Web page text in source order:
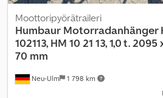
Neu-Ulm 1 798 km
Moottoripyörätraileri
Humbaur Motorradanhänger
102113, HM 10 21 13, 1,0 t. 2095
70 mm